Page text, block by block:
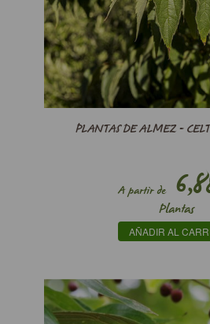
PLANTAS DE ALMEZ -
A partir de
Plantas
AÑADIR AL